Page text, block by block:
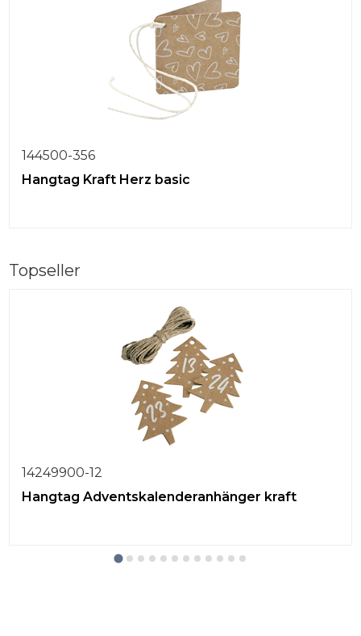
144500-356
Hangtag Kraft Herz basic
Topseller
14249900-12
Hangtag Adventskalenderanhänger kraft